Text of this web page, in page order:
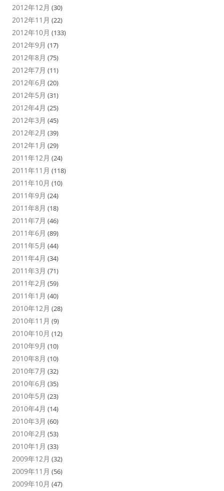
2012年12月 (30)
2012年11月 (22)
2012年10月 (133)
2012年9月 (17)
2012年8月 (75)
2012年7月 (11)
2012年6月 (20)
2012年5月 (31)
2012年4月 (25)
2012年3月 (45)
2012年2月 (39)
2012年1月 (29)
2011年12月 (24)
2011年11月 (118)
2011年10月 (10)
2011年9月 (24)
2011年8月 (18)
2011年7月 (46)
2011年6月 (89)
2011年5月 (44)
2011年4月 (34)
2011年3月 (71)
2011年2月 (59)
2011年1月 (40)
2010年12月 (28)
2010年11月 (9)
2010年10月 (12)
2010年9月 (10)
2010年8月 (10)
2010年7月 (32)
2010年6月 (35)
2010年5月 (23)
2010年4月 (14)
2010年3月 (60)
2010年2月 (53)
2010年1月 (33)
2009年12月 (32)
2009年11月 (56)
2009年10月 (47)